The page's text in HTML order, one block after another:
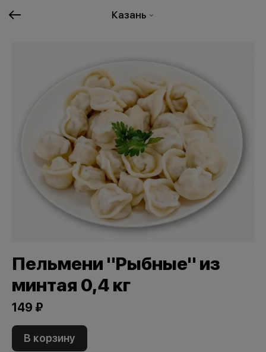
Казань
Пельмени "Рыбные" из
минтая 0,4 кг
149 ₽
В корзину